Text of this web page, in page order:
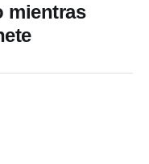
mientras